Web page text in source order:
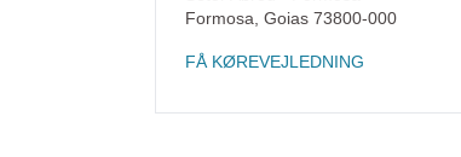
Formosa Goias 73800-000
FÅ KØREVEJLEDNING